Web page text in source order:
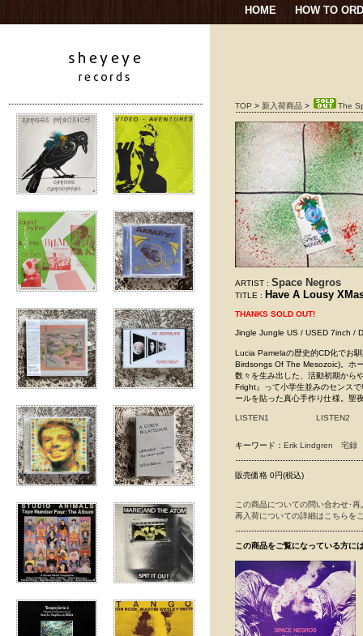
HOME HOW TO
TOP > 新入荷商品 > The
ARTIST : Space Negros
TITLE : Have A Lousy
THANKS SOLD OUT!
Jingle Jungle US / USED 7inch /
Lucia Pamelaの歴史的CD化でお
Birdsongs Of The Mesozoic)。ホ
数々を生み出した、活動初期から
Fright』って小学生並みのセンス
ールを貼った真心手作り仕様。聖
LISTEN1 LISTEN2
キーワード： Erik Lindgren 宅録
販売価格 0円(税込)
この商品についての問い合わせ･
再入荷についての詳細はこちらを
この商品をご覧になっている方に